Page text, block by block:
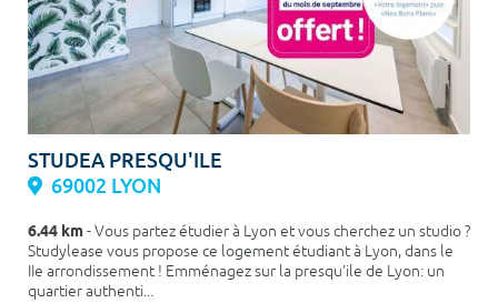
STUDEA PRESQU'ILE
69002 LYON
6.44 km- Vous partez étudier à Lyon et vous cherchez un studio ?
Studylease vous propose ce logement étudiant à Lyon, dans le
IIe arrondissement ! Emménagez sur la presqu’ile de Lyon: un
quartier authenti...